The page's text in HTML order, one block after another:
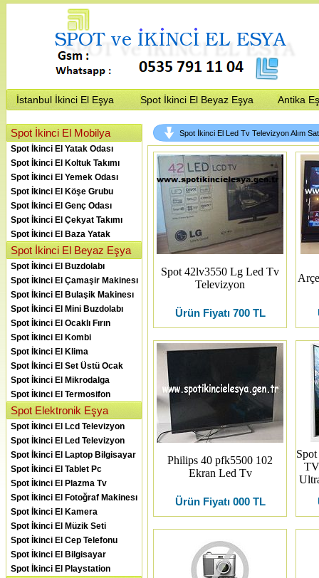
İstanbul İkinci El Eşya Spot İkinci El Beyaz Eşya Antika
Spot İkinci El Mobilya
Spot İkinci El Yatak Odası
Spot İkinci El Koltuk Takımı
Spot İkinci El Yemek Odası
Spot İkinci El Köşe Grubu
Spot İkinci El Genç Odası
Spot İkinci El Çekyat Takımı
Spot İkinci El Baza Yatak
Spot İkinci El Beyaz Eşya
Spot İkinci El Buzdolabı
Spot İkinci El Çamaşir Makinesı
Spot İkinci El Bulaşik Makinesı
Spot İkinci El Mini Buzdolabı
Spot İkinci El Ocaklı Fırın
Spot İkinci El Kombi
Spot İkinci El Klima
Spot İkinci El Set Üstü Ocak
Spot İkinci El Mikrodalga
Spot İkinci El Termosifon
Spot Elektronik Eşya
Spot İkinci El Lcd Televizyon
Spot İkinci El Led Televizyon
Spot İkinci El Laptop Bilgisayar
Spot İkinci El Tablet Pc
Spot İkinci El Plazma Tv
Spot İkinci El Fotoğraf Makinesı
Spot İkinci El Kamera
Spot İkinci El Müzik Seti
Spot İkinci El Cep Telefonu
Spot İkinci El Bilgisayar
Spot İkinci El Playstation
Spot İkinci El Led Tv Televizyon Alım
Spot 42lv3550 Lg Led Tv
Televizyon
Ürün Fiyatı 700 TL
Philips 40 pfk5500 102
Ekran Led Tv
Ürün Fiyatı 000 TL